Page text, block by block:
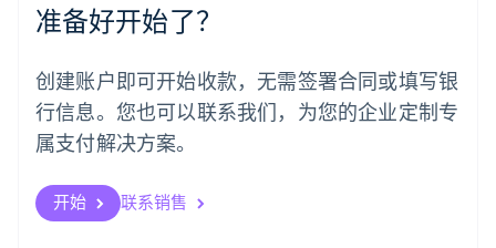
准备好开始了？
创建账户即可开始收款，无需签署合同或填写银
行信息。您也可以联系我们，为您的企业定制专
属支付解决方案。
开始 联系销售
日本
日本語English
SvenskaEnglish
瑞士
DeutschFrançais ItalianoEnglish
塞浦路斯
斯洛伐克
English